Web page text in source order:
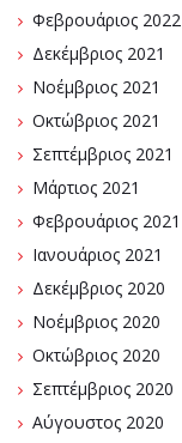
Φεβρουάριος 2022
Δεκέμβριος 2021
Νοέμβριος 2021
Οκτώβριος 2021
Σεπτέμβριος 2021
Μάρτιος 2021
Φεβρουάριος 2021
Ιανουάριος 2021
Δεκέμβριος 2020
Νοέμβριος 2020
Οκτώβριος 2020
Σεπτέμβριος 2020
Αύγουστος 2020